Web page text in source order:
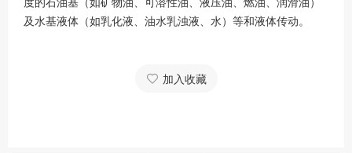
及水基液体（如乳化液、油水乳浊液、水）等和液体传动。
加入收藏